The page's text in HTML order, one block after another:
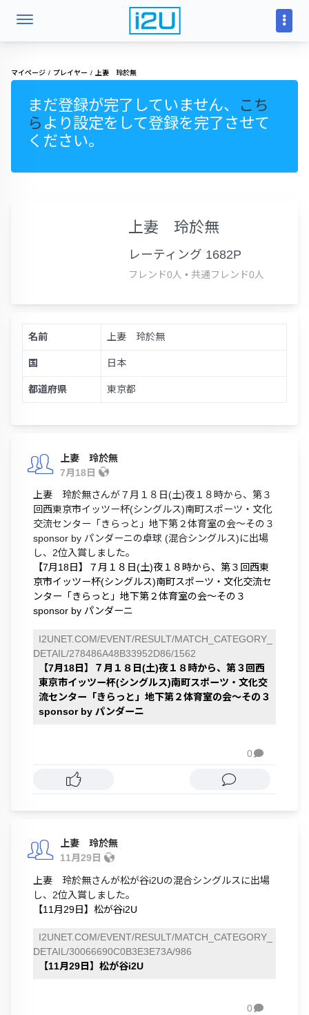
マイページ プレイヤー 上妻 玲於無
まだ登録が完了していません、
こち
ら より設定をして登録を完了させて
ください。
上妻 玲於無
レーティング 1682P
フレンド0人 • 共通フレンド0人
名前 上妻 玲於無
国 日本
都道府県 東京都
上妻 玲於無
7月18日
上妻 玲於無さんが７月１８日(土)夜１８時から、第３
回西東京市イッツー杯(シングルス)南町スポーツ・文化
交流センター「きらっと」地下第２体育室の会～その３
sponsor by パンダーニの卓球 (混合シングルス)に出場
し、2位入賞しました。
【7月18日】７月１８日(土)夜１８時から、第３回西東
京市イッツー杯(シングルス)南町スポーツ・文化交流セ
ンター「きらっと」地下第２体育室の会～その３
sponsor by パンダーニ
I2UNET.COM/EVENT/RESULT/MATCH_CATEGORY_
DETAIL/278486A48B33952D86/1562
【7月18日】７月１８日(土)夜１８時から、第３回西
東京市イッツー杯(シングルス)南町スポーツ・文化交
流センター「きらっと」地下第２体育室の会～その３
sponsor by パンダーニ
0
上妻 玲於無
11月29日
上妻 玲於無さんが松が谷i2Uの混合シングルスに出場
し、2位入賞しました。
【11月29日】松が谷i2U
I2UNET.COM/EVENT/RESULT/MATCH_CATEGORY_
DETAIL/30066690C0B3E3E73A/986
【11月29日】松が谷i2U
0